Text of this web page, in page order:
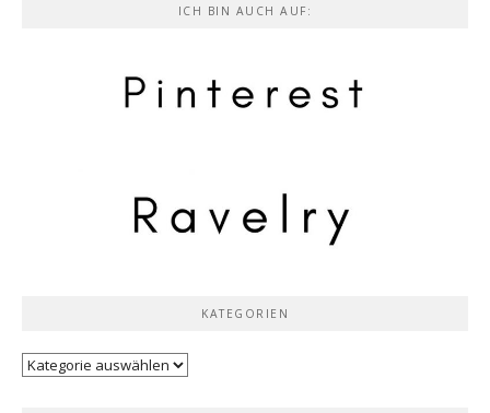
ICH BIN AUCH AUF:
KATEGORIEN
Kategorien